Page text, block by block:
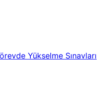
Yükselme Sınavları